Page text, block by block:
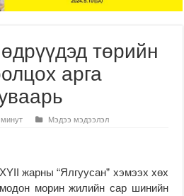
төрийн
арга
Мэдээ мэдээлэл
XYII жарны “Ялгуусан” хэмээх хөх
модон морин жилийн сар шинийн